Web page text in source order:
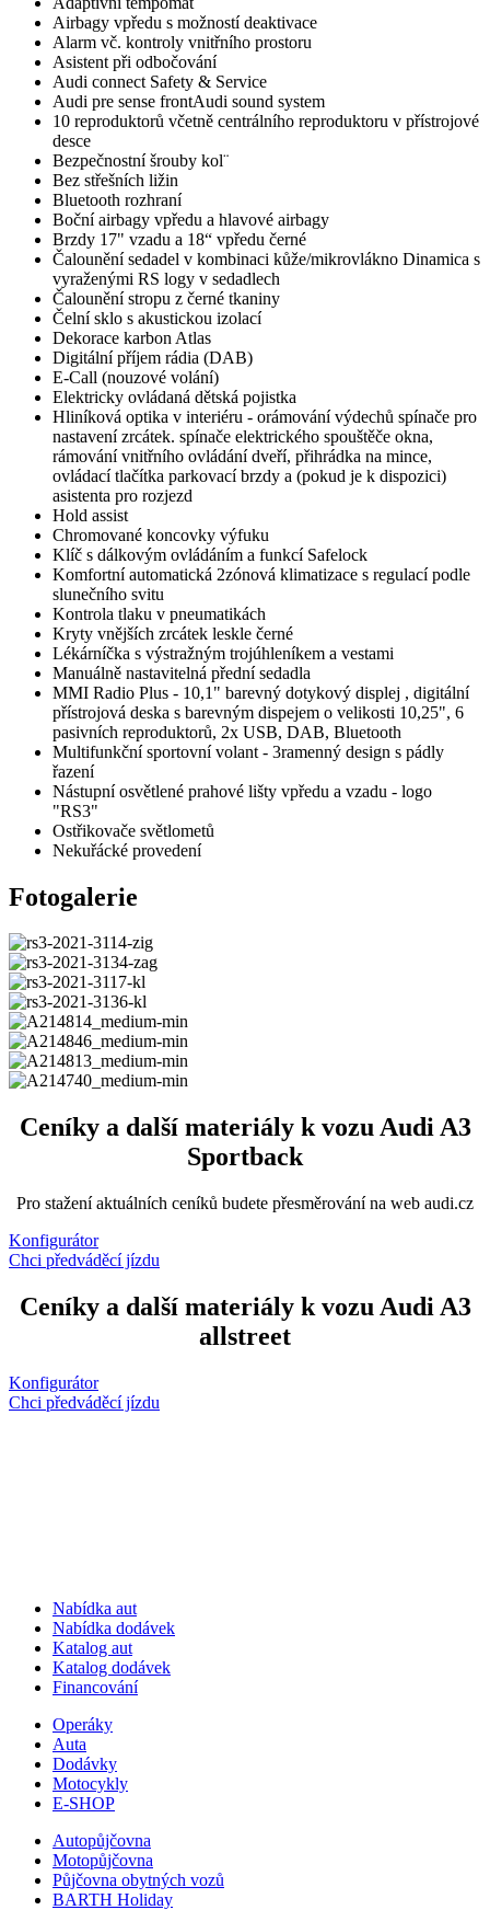
Airbagy vpředu s možností deaktivace
Alarm vč. kontroly vnitřního prostoru
Asistent při odbočování
Audi connect Safety & Service
Audi pre sense frontAudi sound system
10 reproduktorů včetně centrálního reproduktoru v přístrojové
desce
Bezpečnostní šrouby kol¨
Bez střešních ližin
Bluetooth rozhraní
Boční airbagy vpředu a hlavové airbagy
Brzdy 17" vzadu a 18“ vpředu černé
Čalounění sedadel v kombinaci kůže/mikrovlákno Dinamica s
vyraženými RS logy v sedadlech
Čalounění stropu z černé tkaniny
Čelní sklo s akustickou izolací
Dekorace karbon Atlas
Digitální příjem rádia (DAB)
E-Call (nouzové volání)
Elektricky ovládaná dětská pojistka
Hliníková optika v interiéru - orámování výdechů spínače pro
nastavení zrcátek. spínače elektrického spouštěče okna,
rámování vnitřního ovládání dveří, přihrádka na mince,
ovládací tlačítka parkovací brzdy a (pokud je k dispozici)
asistenta pro rozjezd
Hold assist
Chromované koncovky výfuku
Klíč s dálkovým ovládáním a funkcí Safelock
Komfortní automatická 2zónová klimatizace s regulací podle
slunečního svitu
Kontrola tlaku v pneumatikách
Kryty vnějších zrcátek leskle černé
Lékárníčka s výstražným trojúhleníkem a vestami
Manuálně nastavitelná přední sedadla
MMI Radio Plus - 10,1" barevný dotykový displej , digitální
přístrojová deska s barevným dispejem o velikosti 10,25", 6
pasivních reproduktorů, 2x USB, DAB, Bluetooth
Multifunkční sportovní volant - 3ramenný design s pádly
řazení
Nástupní osvětlené prahové lišty vpředu a vzadu - logo
"RS3"
Ostřikovače světlometů
Nekuřácké provedení
Fotogalerie
Ceníky a další materiály k vozu Audi A3
Sportback
Pro stažení aktuálních ceníků budete přesměrování na web audi.cz
Konfigurátor
Chci předváděcí jízdu
Ceníky a další materiály k vozu Audi A3
allstreet
Konfigurátor
Chci předváděcí jízdu
Nabídka aut
Nabídka dodávek
Katalog aut
Katalog dodávek
Financování
Operáky
Auta
Dodávky
Motocykly
E-SHOP
Autopůjčovna
Motopůjčovna
Půjčovna obytných vozů
BARTH Holiday